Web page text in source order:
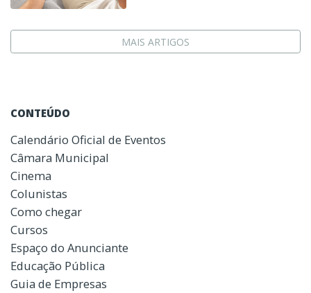
MAIS ARTIGOS
CONTEÚDO
Calendário Oficial de Eventos
Câmara Municipal
Cinema
Colunistas
Como chegar
Cursos
Espaço do Anunciante
Educação Pública
Guia de Empresas